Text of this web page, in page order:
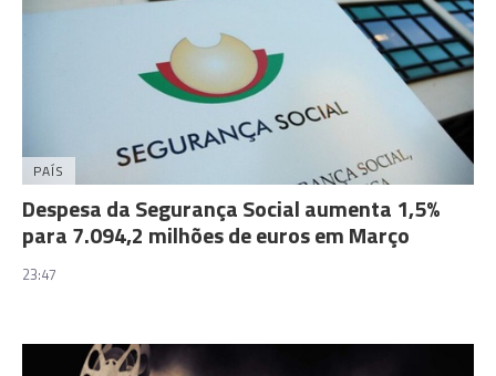
PAÍS
Despesa da Segurança Social aumenta 1,5%
para 7.094,2 milhões de euros em Março
23:47